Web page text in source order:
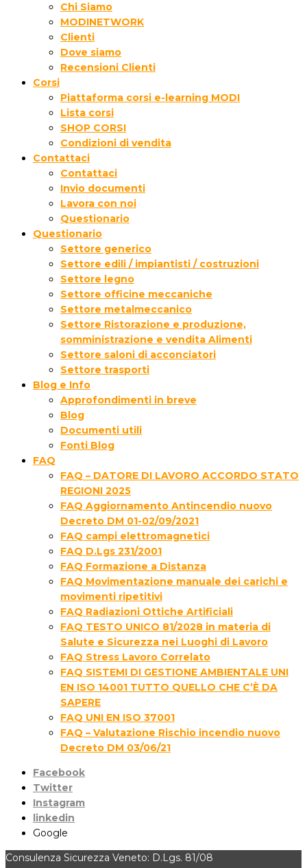
Chi Siamo
MODINETWORK
Clienti
Dove siamo
Recensioni Clienti
Corsi
Piattaforma corsi e-learning MODI
Lista corsi
SHOP CORSI
Condizioni di vendita
Contattaci
Contattaci
Invio documenti
Lavora con noi
Questionario
Questionario
Settore generico
Settore edili / impiantisti / costruzioni
Settore legno
Settore officine meccaniche
Settore metalmeccanico
Settore Ristorazione e produzione,
somministrazione e vendita Alimenti
Settore saloni di acconciatori
Settore trasporti
Blog e Info
Approfondimenti in breve
Blog
Documenti utili
Fonti Blog
FAQ
FAQ – DATORE DI LAVORO ACCORDO STATO
REGIONI 2025
FAQ Aggiornamento Antincendio nuovo
Decreto DM 01-02/09/2021
FAQ campi elettromagnetici
FAQ D.Lgs 231/2001
FAQ Formazione a Distanza
FAQ Movimentazione manuale dei carichi e
movimenti ripetitivi
FAQ Radiazioni Ottiche Artificiali
FAQ TESTO UNICO 81/2028 in materia di
Salute e Sicurezza nei Luoghi di Lavoro
FAQ Stress Lavoro Correlato
FAQ SISTEMI DI GESTIONE AMBIENTALE UNI
EN ISO 14001 TUTTO QUELLO CHE C’È DA
SAPERE
FAQ UNI EN ISO 37001
FAQ – Valutazione Rischio incendio nuovo
Decreto DM 03/06/21
Facebook
Twitter
Instagram
linkedin
Google
Consulenza Sicurezza Veneto: D.Lgs. 81/08